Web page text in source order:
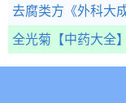
去腐类方 《外科大
全光菊 【中药大全】